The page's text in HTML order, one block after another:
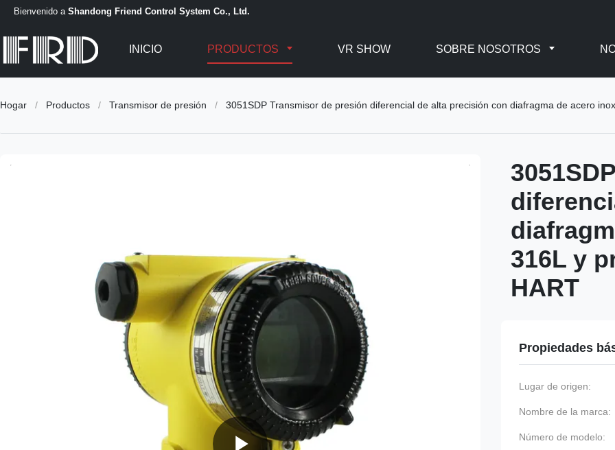
Bienvenido a Shandong Friend Control System Co., Ltd.
INICIO PRODUCTOS VR SHOW SOBRE NOSOTROS
Hogar / Productos / Transmisor de presión / 3051SDP Transmisor de presión diferencial de alta precisión con diafragma de acero
316L y
HART
Propiedades
Lugar de origen:
Nombre de la marca:
Número de modelo: